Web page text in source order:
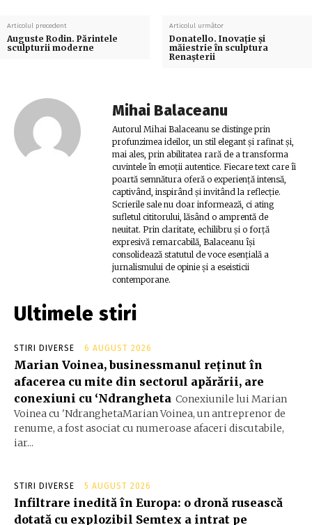
Articolul precedent
Auguste Rodin. Părintele
sculpturii moderne
Articolul următor
Donatello. Inovație și
măiestrie în sculptura
Renașterii
Mihai Balaceanu
Autorul Mihai Balaceanu se distinge prin
profunzimea ideilor, un stil elegant și rafinat și,
mai ales, prin abilitatea rară de a transforma
cuvintele în emoții autentice. Fiecare text care îi
poartă semnătura oferă o experiență intensă,
captivând, inspirând și invitând la reflecție.
Scrierile sale nu doar informează, ci ating
sufletul cititorului, lăsând o amprentă de
neuitat. Prin claritate, echilibru și o forță
expresivă remarcabilă, Balaceanu își
consolidează statutul de voce esențială a
jurnalismului de opinie și a eseisticii
contemporane.
Ultimele stiri
STIRI DIVERSE 6 AUGUST 2026
Marian Voinea, businessmanul reținut în
afacerea cu mite din sectorul apărării, are
conexiuni cu ‘Ndrangheta Conexiunile lui Marian
Voinea cu 'NdranghetaMarian Voinea, un antreprenor de
renume, a fost asociat cu numeroase afaceri discutabile,
iar...
STIRI DIVERSE 5 AUGUST 2026
Infiltrare inedită în Europa: o dronă rusească
dotată cu explozibil Semtex a intrat pe